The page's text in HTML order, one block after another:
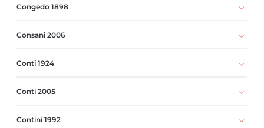
Congedo 1898
Consani 2006
Conti 1924
Conti 2005
Contini 1992